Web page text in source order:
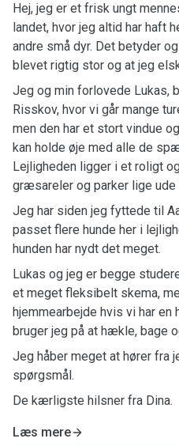
Hej, jeg er et frisk ungt
landet, hvor jeg altid har haft
andre små dyr. Det betyder
blevet rigtig stor og at jeg
Jeg og min forlovede Lukas,
Risskov, hvor vi går mange
men den har et stort vindue
kan holde øje med alle de
Lejligheden ligger i et roligt
græsareler og parker lige ude
Jeg har siden jeg fyttede til
passet flere hunde her i
hunden har nydt det meget.
Lukas og jeg er begge
et meget fleksibelt skema,
hjemmearbejde hvis vi har en
bruger jeg på at hækle, bage
Jeg håber meget at hører fra
spørgsmål.
De kærligste hilsner fra Dina.
Læs mere